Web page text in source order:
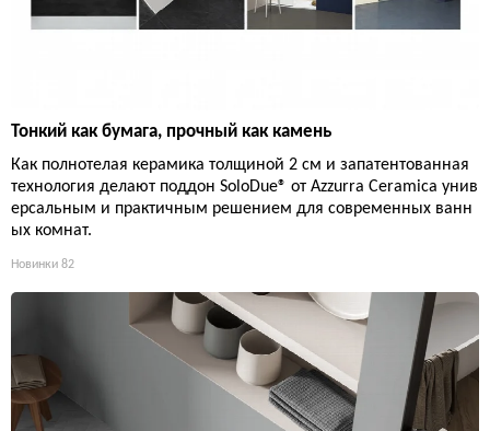
Тонкий как бумага, прочный как камень
Как полнотелая керамика толщиной 2 см и запатентованная
технология делают поддон SoloDue® от Azzurra Ceramica унив
ерсальным и практичным решением для современных ванн
ых комнат.
Новинки 82